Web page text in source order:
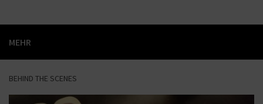
MEHR
BEHIND THE SCENES